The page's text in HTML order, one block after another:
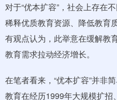
对于“优本扩容”，社会上存在
稀释优质教育资源、降低教育
有观点认为，此举意在缓解教
教育需求拉动经济增长。
在笔者看来，“优本扩容”并非
教育在经历1999年大规模扩